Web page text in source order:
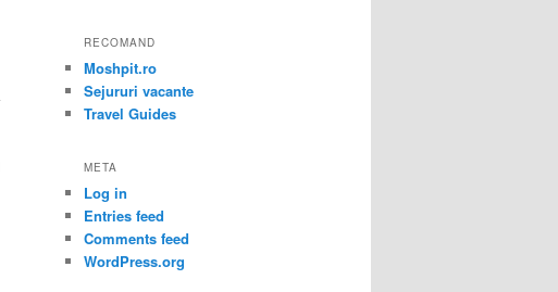
RECOMAND
Moshpit.ro
Sejururi vacante
Travel Guides
META
Log in
Entries feed
Comments feed
WordPress.org